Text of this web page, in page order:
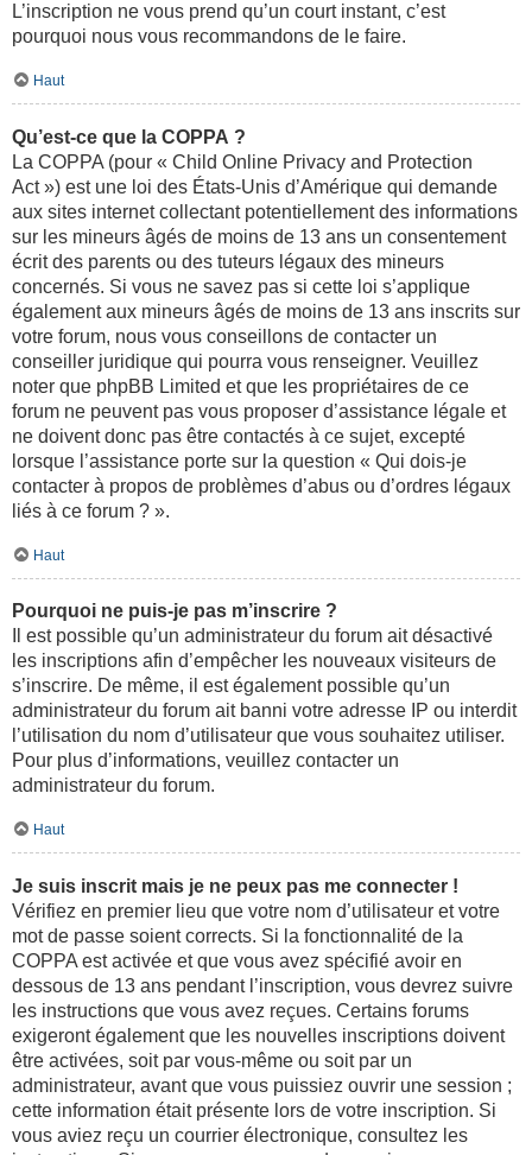
L’inscription ne vous prend qu’un court instant, c’est
pourquoi nous vous recommandons de le faire.
Haut
Qu’est-ce que la COPPA ?
La COPPA (pour « Child Online Privacy and Protection
Act ») est une loi des États-Unis d’Amérique qui demande
aux sites internet collectant potentiellement des informations
sur les mineurs âgés de moins de 13 ans un consentement
écrit des parents ou des tuteurs légaux des mineurs
concernés. Si vous ne savez pas si cette loi s’applique
également aux mineurs âgés de moins de 13 ans inscrits sur
votre forum, nous vous conseillons de contacter un
conseiller juridique qui pourra vous renseigner. Veuillez
noter que phpBB Limited et que les propriétaires de ce
forum ne peuvent pas vous proposer d’assistance légale et
ne doivent donc pas être contactés à ce sujet, excepté
lorsque l’assistance porte sur la question « Qui dois-je
contacter à propos de problèmes d’abus ou d’ordres légaux
liés à ce forum ? ».
Haut
Pourquoi ne puis-je pas m’inscrire ?
Il est possible qu’un administrateur du forum ait désactivé
les inscriptions afin d’empêcher les nouveaux visiteurs de
s’inscrire. De même, il est également possible qu’un
administrateur du forum ait banni votre adresse IP ou interdit
l’utilisation du nom d’utilisateur que vous souhaitez utiliser.
Pour plus d’informations, veuillez contacter un
administrateur du forum.
Haut
Je suis inscrit mais je ne peux pas me connecter !
Vérifiez en premier lieu que votre nom d’utilisateur et votre
mot de passe soient corrects. Si la fonctionnalité de la
COPPA est activée et que vous avez spécifié avoir en
dessous de 13 ans pendant l’inscription, vous devrez suivre
les instructions que vous avez reçues. Certains forums
exigeront également que les nouvelles inscriptions doivent
être activées, soit par vous-même ou soit par un
administrateur, avant que vous puissiez ouvrir une session ;
cette information était présente lors de votre inscription. Si
vous aviez reçu un courrier électronique, consultez les